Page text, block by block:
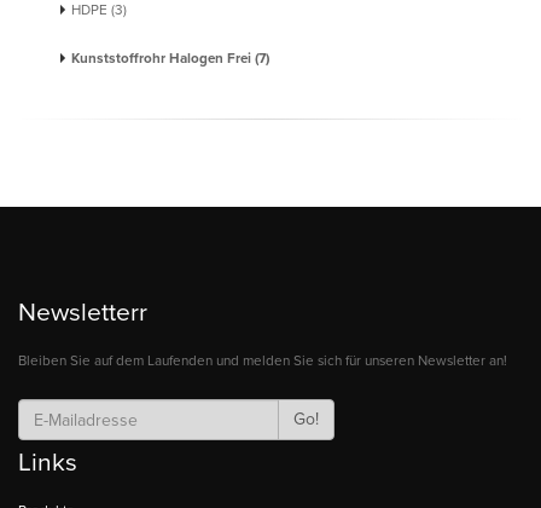
HDPE (3)
Kunststoffrohr Halogen Frei (7)
Newsletterr
Bleiben Sie auf dem Laufenden und melden Sie sich für unseren Newsletter an!
Go!
Links